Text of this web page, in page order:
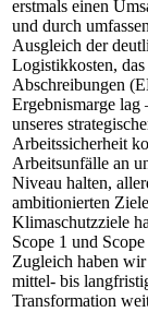
erstmals einen
und durch
Ausgleich der
Logistikkosten,
Abschreibungen
Ergebnismarge lag
unseres
Arbeitssicherheit
Arbeitsunfälle an
Niveau halten,
ambitionierten
Klimaschutzziele
Scope 1 und
Zugleich haben
mittel- bis
Transformation